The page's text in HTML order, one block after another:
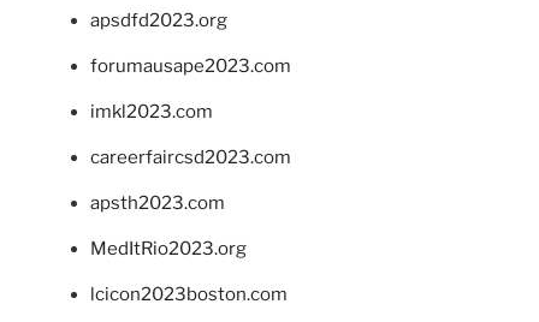
apsdfd2023.org
forumausape2023.com
imkl2023.com
careerfaircsd2023.com
apsth2023.com
MedItRio2023.org
lcicon2023boston.com